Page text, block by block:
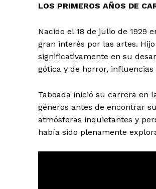
+ Todas
LOS PRIMEROS AÑOS DE
Nacido el 18 de julio de 1929
gran interés por las artes.
significativamente en su
gótica y de horror,
Taboada inició su carrera en
géneros antes de encontrar
atmósferas inquietantes y
había sido plenamente